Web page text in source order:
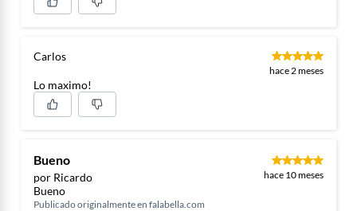
Carlos
hace 2 meses
Lo maximo!
Bueno
por Ricardo hace 10 meses
Bueno
Publicado originalmente en falabella.com